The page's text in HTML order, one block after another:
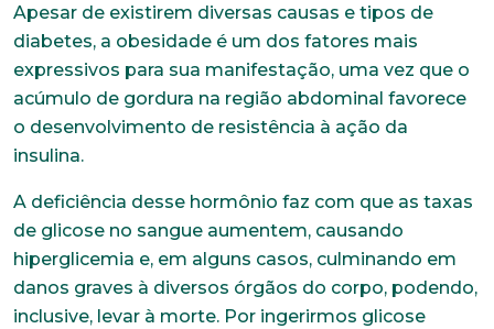
Apesar de existirem diversas causas e tipos de
diabetes, a obesidade é um dos fatores mais
expressivos para sua manifestação, uma vez que o
acúmulo de gordura na região abdominal favorece
o desenvolvimento de resistência à ação da
insulina.
A deficiência desse hormônio faz com que as taxas
de glicose no sangue aumentem, causando
hiperglicemia e, em alguns casos, culminando em
danos graves à diversos órgãos do corpo, podendo,
inclusive, levar à morte. Por ingerirmos glicose